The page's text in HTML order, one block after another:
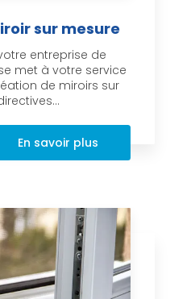
sur mesure
entreprise de
met à votre service
de miroirs sur
En savoir plus